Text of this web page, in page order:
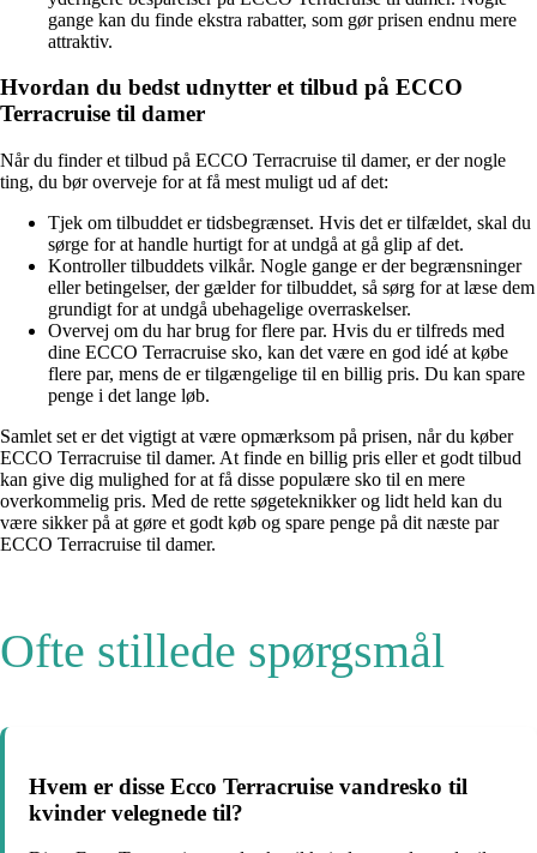
gange kan du finde ekstra rabatter, som gør prisen endnu mere
attraktiv.
Hvordan du bedst udnytter et tilbud på ECCO
Terracruise til damer
Når du finder et tilbud på ECCO Terracruise til damer, er der nogle
ting, du bør overveje for at få mest muligt ud af det:
Tjek om tilbuddet er tidsbegrænset. Hvis det er tilfældet, skal du
sørge for at handle hurtigt for at undgå at gå glip af det.
Kontroller tilbuddets vilkår. Nogle gange er der begrænsninger
eller betingelser, der gælder for tilbuddet, så sørg for at læse dem
grundigt for at undgå ubehagelige overraskelser.
Overvej om du har brug for flere par. Hvis du er tilfreds med
dine ECCO Terracruise sko, kan det være en god idé at købe
flere par, mens de er tilgængelige til en billig pris. Du kan spare
penge i det lange løb.
Samlet set er det vigtigt at være opmærksom på prisen, når du køber
ECCO Terracruise til damer. At finde en billig pris eller et godt tilbud
kan give dig mulighed for at få disse populære sko til en mere
overkommelig pris. Med de rette søgeteknikker og lidt held kan du
være sikker på at gøre et godt køb og spare penge på dit næste par
ECCO Terracruise til damer.
Ofte stillede spørgsmål
Hvem er disse Ecco Terracruise vandresko til
kvinder velegnede til?